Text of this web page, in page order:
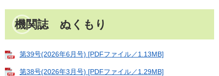
機関誌 ぬくもり
第39号(2026年6月号) [PDFファイル／1.13MB]
第38号(2026年3月号) [PDFファイル／1.29MB]